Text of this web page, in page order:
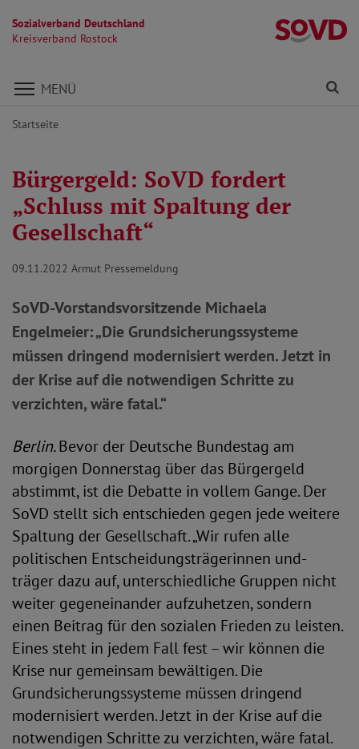
Sozialverband Deutschland
Kreisverband Rostock
Direkt zu den Inhalten springen
MENÜ
Startseite
Bürgergeld: SoVD fordert
„Schluss mit Spaltung der
Gesellschaft“
09.11.2022 Armut Pressemeldung
SoVD-Vorstandsvorsitzende Michaela
Engelmeier: „Die Grundsicherungssysteme
müssen dringend modernisiert werden. Jetzt in
der Krise auf die notwendigen Schritte zu
verzichten, wäre fatal.“
Berlin.Bevor der Deutsche Bundestag am
morgigen Donnerstag über das Bürgergeld
abstimmt, ist die Debatte in vollem Gange. Der
SoVD stellt sich entschieden gegen jede weitere
Spaltung der Gesellschaft. „Wir rufen alle
politischen Entscheidungsträgerinnen und-
träger dazu auf, unterschiedliche Gruppen nicht
weiter gegeneinander aufzuhetzen, sondern
einen Beitrag für den sozialen Frieden zu leisten.
Eines steht in jedem Fall fest – wir können die
Krise nur gemeinsam bewältigen. Die
Grundsicherungssysteme müssen dringend
modernisiert werden. Jetzt in der Krise auf die
notwendigen Schritte zu verzichten, wäre fatal.